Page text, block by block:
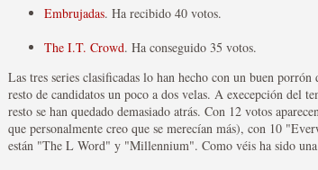
Las series disponibles en las
tienen fecha de caducidad
MOLTISANTI
Recomendación de la semana
Embrujadas. Ha recibido 40 votos.
The I.T. Crowd. Ha conseguido 35 votos.
Las tres series clasificadas lo han hecho con un buen porrón
resto de candidatos un poco a dos velas. A execepción del
resto se han quedado demasiado atrás. Con 12 votos
que personalmente creo que se merecían más), con 10
están "The L Word" y "Millennium". Como véis ha sido